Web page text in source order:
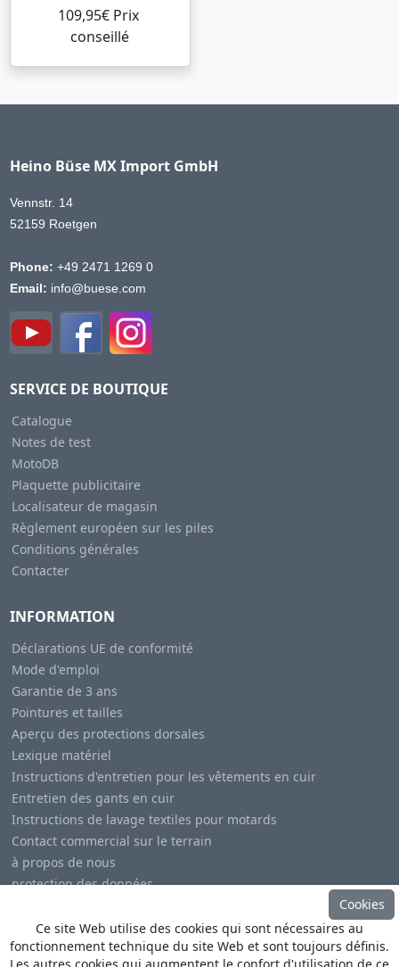
109,95€ Prix ​​
conseillé
Heino Büse MX Import GmbH
Vennstr. 14
52159 Roetgen
Phone: +49 2471 1269 0
Email: info@buese.com
SERVICE DE BOUTIQUE
Catalogue
Notes de test
MotoDB
Plaquette publicitaire
Localisateur de magasin
Règlement européen sur les piles
Conditions générales
Contacter
INFORMATION
Déclarations UE de conformité
Mode d'emploi
Garantie de 3 ans
Pointures et tailles
Aperçu des protections dorsales
Lexique matériel
Instructions d'entretien pour les vêtements en cuir
Entretien des gants en cuir
Instructions de lavage textiles pour motards
Contact commercial sur le terrain
à propos de nous
protection des données
Cookies
Ce site Web utilise des cookies qui sont nécessaires au
fonctionnement technique du site Web et sont toujours définis.
Les autres cookies qui augmentent le confort d'utilisation de ce